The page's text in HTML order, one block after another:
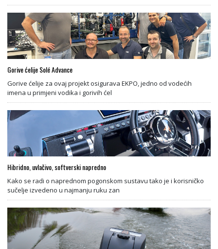
Gorive ćelije Solé Advance
Gorive ćelije za ovaj projekt osigurava EKPO, jedno od vodećih
imena u primjeni vodika i gorivih ćel
Hibridno, uvlačivo, softverski napredno
Kako se radi o naprednom pogonskom sustavu tako je i korisničko
sučelje izvedeno u najmanju ruku zan